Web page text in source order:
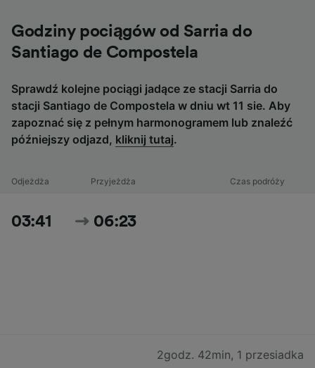
Godziny pociągów od Sarria do
Santiago de Compostela
Sprawdź kolejne pociągi jadące ze stacji Sarria do
stacji Santiago de Compostela w dniu wt 11 sie. Aby
zapoznać się z pełnym harmonogramem lub znaleźć
późniejszy odjazd, kliknij tutaj.
Odjeżdża Przyjeżdża Czas podróży
03:41 06:23
2godz. 42min, 1 przesiadka